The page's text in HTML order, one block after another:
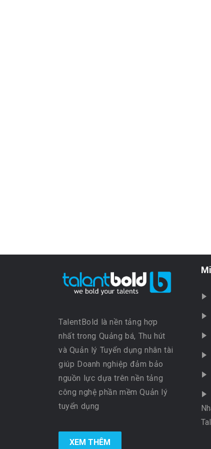
TalentBold là nền tảng hợp
nhất trong Quảng bá, Thu hút
và Quản lý Tuyển dụng nhân tài
giúp Doanh nghiệp đảm bảo
nguồn lực dựa trên nền tảng
công nghệ phần mềm Quản lý
tuyển dụng
XEM THÊM